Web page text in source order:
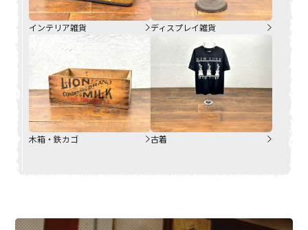
インテリア雑貨 ディスプレイ雑貨
木箱・鉄カゴ 古着